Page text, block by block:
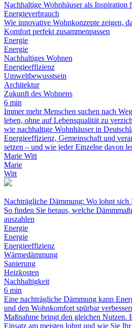
Nachhaltige Wohnhäuser als Inspiration
Energieverbrauch
Wie innovative Wohnkonzepte zeigen,
Komfort perfekt zusammenpassen
Energie
Energie
Nachhaltiges Wohnen
Energieeffizienz
Umweltbewusstsein
Architektur
Zukunft des Wohnens
6 min
Immer mehr Menschen suchen nach
leben, ohne auf Lebensqualität zu
wie nachhaltige Wohnhäuser in
Energieeffizienz, Gemeinschaft und
setzen – und wie jeder Einzelne davon
Marie Witt
Marie
Witt
Nachträgliche Dämmung: Wo lohnt sich
So finden Sie heraus, welche
auszahlen
Energie
Energie
Energieeffizienz
Wärmedämmung
Sanierung
Heizkosten
Nachhaltigkeit
6 min
Eine nachträgliche Dämmung kann
und den Wohnkomfort spürbar
Maßnahme bringt den gleichen Nutzen.
Einsatz am meisten lohnt und wie Sie